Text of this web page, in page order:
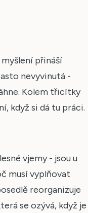
přináší
nevyvinutá -
Kolem třicítky
když si dá tu práci.
vjemy - jsou u
musí vyplňovat
reorganizuje
se ozývá, když je